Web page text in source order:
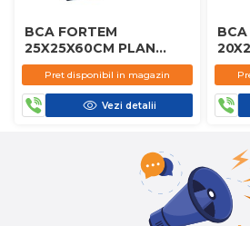
BCA FORTEM
25X25X60CM PLAN
D450
Pret disponibil in magazin
Vezi detalii
BCA